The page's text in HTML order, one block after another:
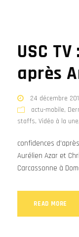
USC
après
24 décembre
actu-mobile,
staffs, Vidéo à la une
confidences
Aurélien Azar et
Carcassonne à
READ MORE